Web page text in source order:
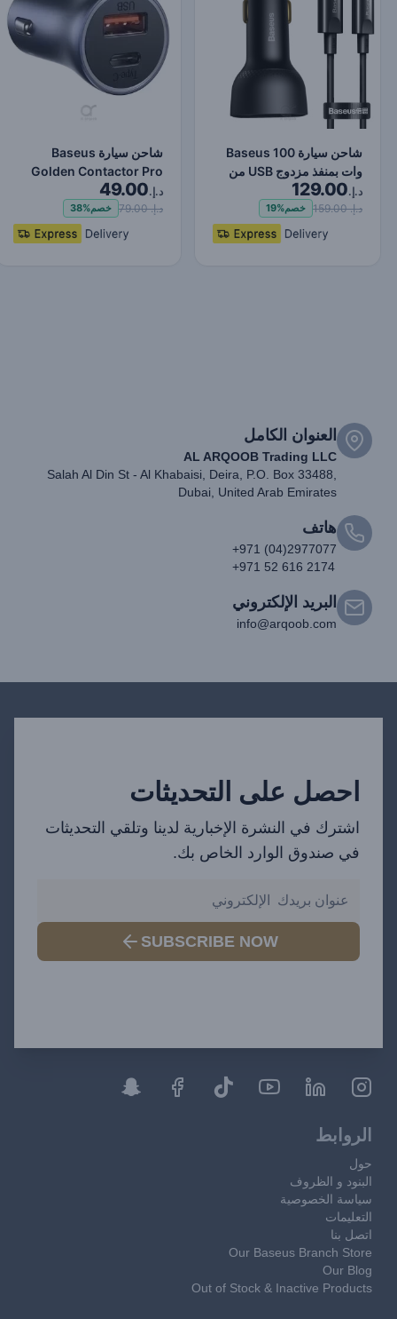
شاحن سيارة Baseus 100
وات بمنفذ مزدوج USB من
النوع C شاحن سريع ر…
د.إ.129.00
د.إ. 159.00 خصم19%
شاحن سيارة Baseus
Golden Contactor Pro
Dual Quick Charger USB
وT…
د.إ.49.00
د.إ. 79.00 خصم38%
العنوان الكامل
AL ARQOOB Trading LLC
Salah Al Din St - Al Khabaisi, Deira, P.O. Box 33488,
Dubai, United Arab Emirates
هاتف
+971 (04)2977077
+971 52 616 2174
البريد الإلكتروني
info@arqoob.com
احصل على التحديثات
اشترك في النشرة الإخبارية لدينا وتلقي التحديثات
في صندوق الوارد الخاص بك.
SUBSCRIBE NOW
الروابط
حول
البنود و الظروف
سياسة الخصوصية
التعليمات
اتصل بنا
Our Baseus Branch Store
Our Blog
Out of Stock & Inactive Products